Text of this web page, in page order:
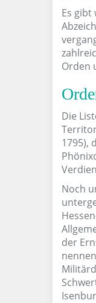
Es
Orden
Die
1795),
Noch
der